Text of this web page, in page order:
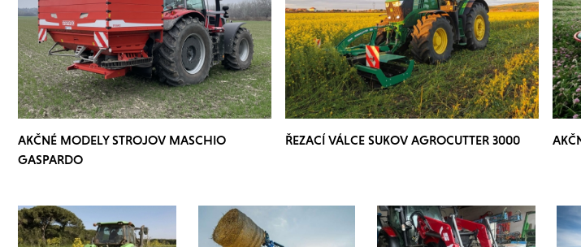
AKČNÉ MODELY STROJOV MASCHIO
GASPARDO
ŘEZACÍ VÁLCE SUKOV AGROCUTTER 3000